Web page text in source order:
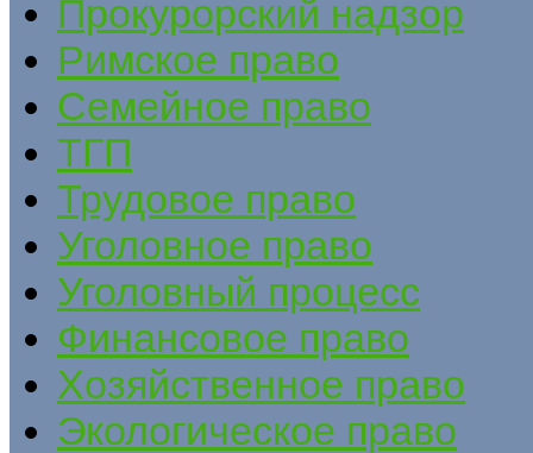
Прокурорский надзор
Римское право
Семейное право
ТГП
Трудовое право
Уголовное право
Уголовный процесс
Финансовое право
Хозяйственное право
Экологическое право